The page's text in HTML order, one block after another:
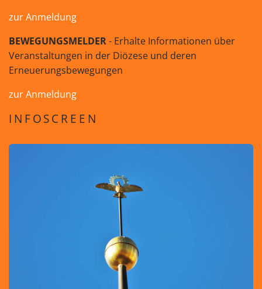
zur Anmeldung
BEWEGUNGSMELDER- Erhalte Informationen über
Veranstaltungen in der Diözese und deren
Erneuerungsbewegungen
zur Anmeldung
INFOSCREEN